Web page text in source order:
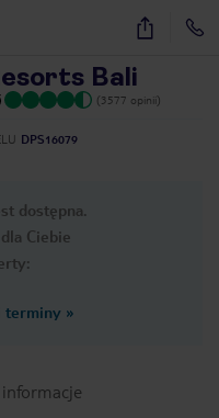
23
Bali
(3577 opinii)
DPS16079
dostępna.
Ciebie
terminy »
informacje